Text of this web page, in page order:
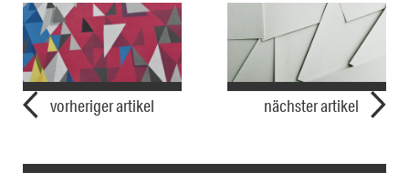
vorheriger artikel nächster artikel